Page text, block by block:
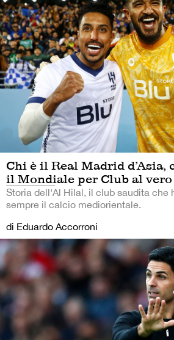
Chi è il Real Madrid d’Asia,
il Mondiale per Club al
Storia dell'Al Hilal, il club saudita che
sempre il calcio mediorientale.
di Eduardo Accorroni